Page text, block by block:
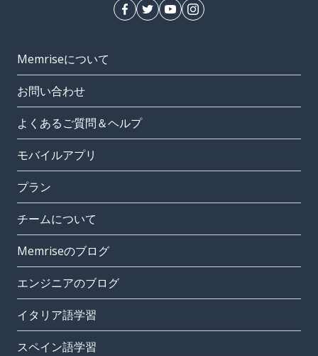
Memriseについて
お問い合わせ
よくあるご質問＆ヘルプ
モバイルアプリ
プラン
チームについて
Memriseのブログ
エンジニアのブログ
イタリア語学習
スペイン語学習